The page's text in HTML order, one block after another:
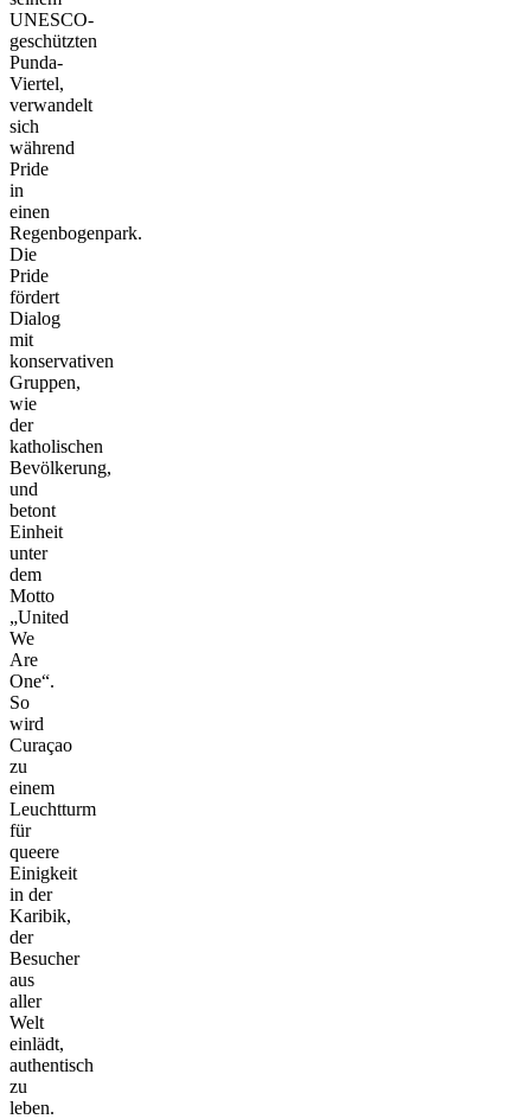
UNESCO-
geschützten
Punda-
Viertel,
verwandelt
sich
während
Pride
in
einen
Regenbogenpark.
Die
Pride
fördert
Dialog
mit
konservativen
Gruppen,
wie
der
katholischen
Bevölkerung,
und
betont
Einheit
unter
dem
Motto
„United
We
Are
One“.
So
wird
Curaçao
zu
einem
Leuchtturm
für
queere
Einigkeit
in der
Karibik,
der
Besucher
aus
aller
Welt
einlädt,
authentisch
zu
leben.